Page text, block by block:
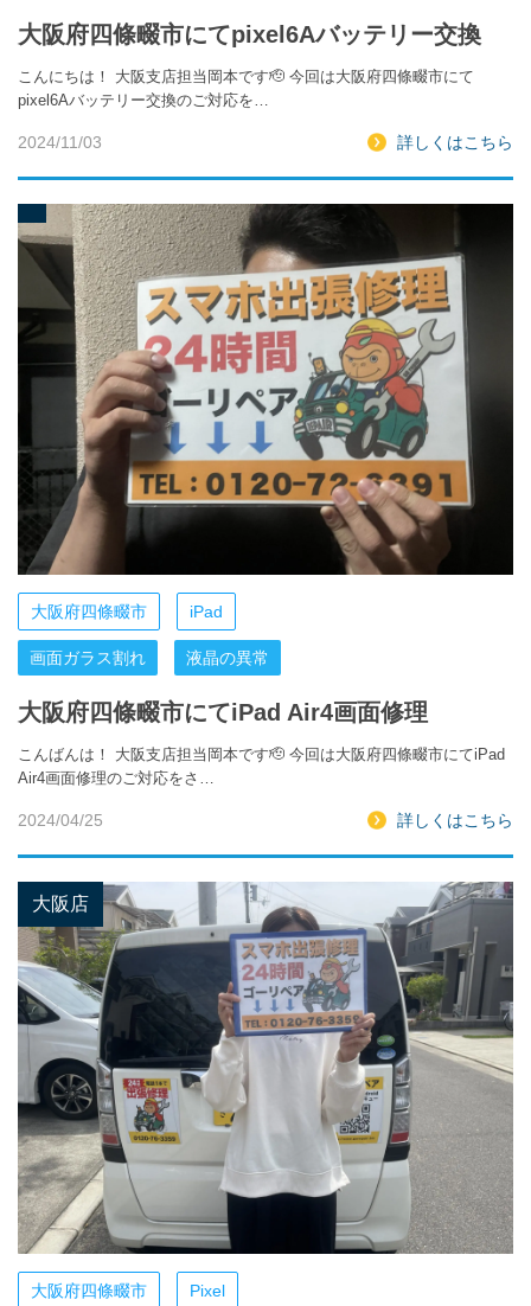
大阪府四條畷市にてpixel6Aバッテリー交換
こんにちは！ 大阪支店担当岡本です🫡 今回は大阪府四條畷市にて
pixel6Aバッテリー交換のご対応を…
2024/11/03 詳しくはこちら
大阪府四條畷市 iPad
画面ガラス割れ 液晶の異常
大阪府四條畷市にてiPad Air4画面修理
こんばんは！ 大阪支店担当岡本です🫡 今回は大阪府四條畷市にてiPad
Air4画面修理のご対応をさ…
2024/04/25 詳しくはこちら
大阪店
大阪府四條畷市 Pixel